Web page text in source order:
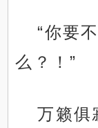
“你要
么？！”
万籁俱